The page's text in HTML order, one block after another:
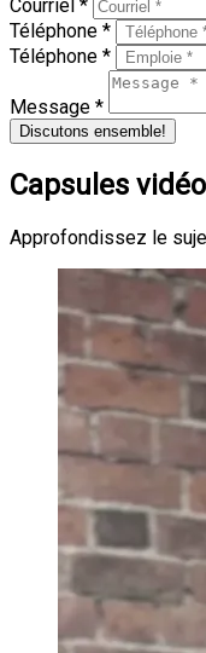
Courriel *
Téléphone *
Téléphone *
Message *
Discutons ensemble!
Capsules
Approfondissez le